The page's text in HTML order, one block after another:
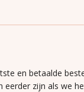
en betaalde
eerder zijn als we